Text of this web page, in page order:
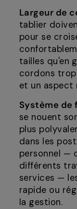
Largeur de
tablier
pour se
tailles qu'en
cordons
et un aspect
Système de
se nouent
plus
dans les
personnel —
différents
services —
rapide ou
la gestion.